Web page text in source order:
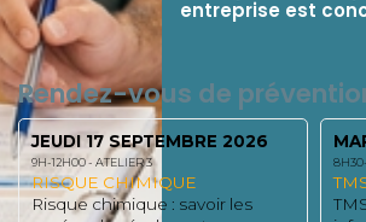
entreprise est
Rendez-vous de
2026
les
MARDI 22 SEPTEMBRE
8H30-11H30
TMS
TMS sur poste de travail